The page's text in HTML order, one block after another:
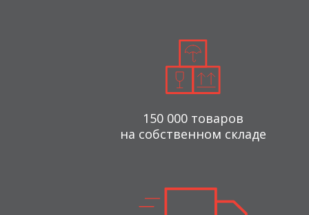
150 000 товаров
на собственном складе